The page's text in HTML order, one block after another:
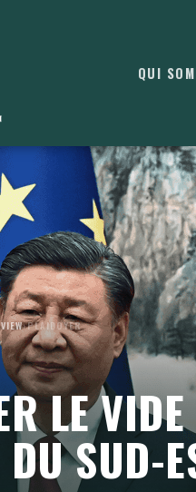
QUI
›PLAIDOYER
LE
SUD-